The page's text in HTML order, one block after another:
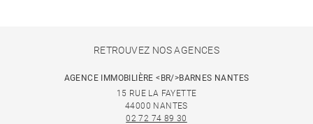
RETROUVEZ NOS AGENCES
AGENCE IMMOBILIÈRE <BR/>BARNES NANTES
15 RUE LA FAYETTE
44000 NANTES
02 72 74 89 30